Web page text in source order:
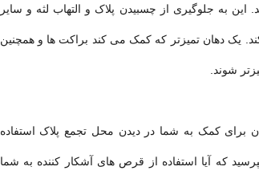
این به جلوگیری از چسبیدن پلاک و التهاب لثه و سایر
یک دهان تمیزتر که کمک می کند براکت ها و همچنین
شوند.
برای کمک به شما در دیدن محل تجمع پلاک استفاده
که آیا استفاده از قرص های آشکار کننده به شما